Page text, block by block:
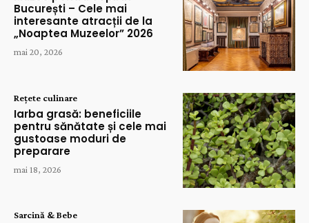
București – Cele mai
interesante atracții de la
„Noaptea Muzeelor” 2026
mai 20, 2026
Rețete culinare
Iarba grasă: beneficiile
pentru sănătate și cele mai
gustoase moduri de
preparare
mai 18, 2026
Sarcină & Bebe